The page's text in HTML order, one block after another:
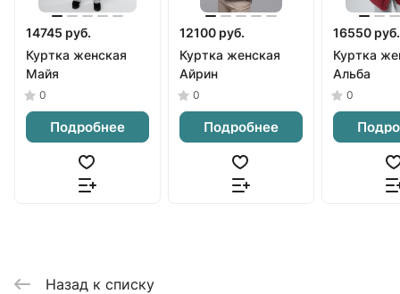
14745 руб.
Куртка женская
Майя
0
Подробнее
12100 руб.
Куртка женская
Айрин
0
Подробнее
16550 руб.
Куртка
Альба
0
Назад к списку